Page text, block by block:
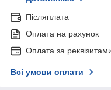
Післяплата
Оплата на рахунок
Оплата за
Всі умови оплати